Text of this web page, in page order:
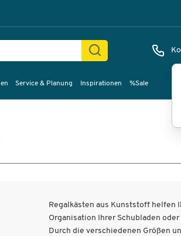
Service & Planung Inspirationen %Sale
Regalkästen aus Kunststoff helfen
Organisation Ihrer Schubladen oder
Durch die verschiedenen Größen